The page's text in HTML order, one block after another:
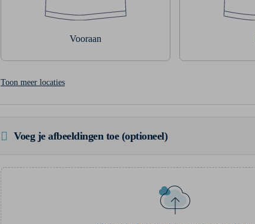
Vooraan
Toon meer locaties
Voeg je afbeeldingen toe (optioneel)